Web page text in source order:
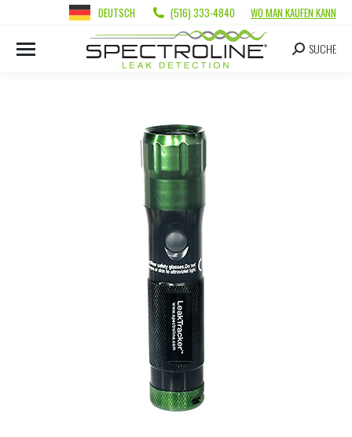
DEUTSCH (516) 333-4840 WO MAN KAUFEN KANN
SUCHE